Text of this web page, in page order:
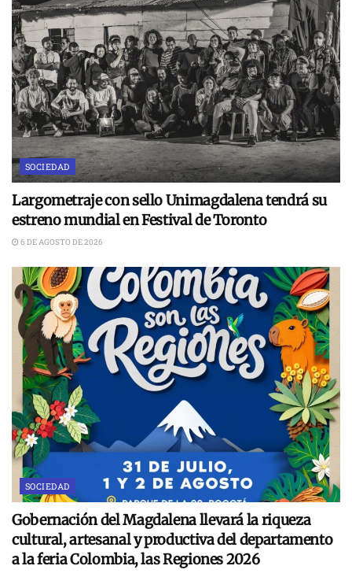
SOCIEDAD
Largometraje con sello Unimagdalena tendrá su
estreno mundial en Festival de Toronto
6 DE AGOSTO DE 2026
SOCIEDAD
Gobernación del Magdalena llevará la riqueza
cultural, artesanal y productiva del departamento
a la feria Colombia, las Regiones 2026